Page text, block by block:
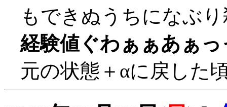
もできぬうちになぶ
経験値ぐわぁぁあぁ
元の状態＋αに戻した